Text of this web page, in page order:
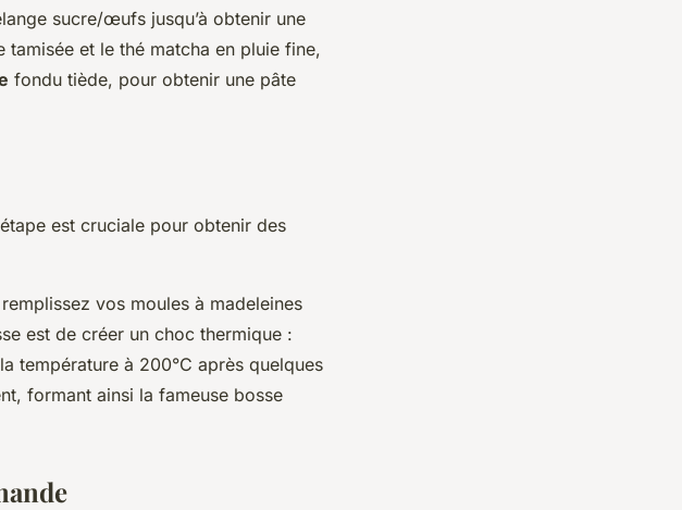
sucre/œufs jusqu’à obtenir une
et le thé matcha en pluie fine,
fondu tiède, pour obtenir une pâte
est cruciale pour obtenir des
vos moules à madeleines
est de créer un choc thermique :
température à 200°C après quelques
formant ainsi la fameuse bosse